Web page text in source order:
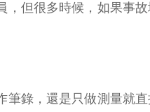
但很多時候，如果事
錄，還是只做測量就